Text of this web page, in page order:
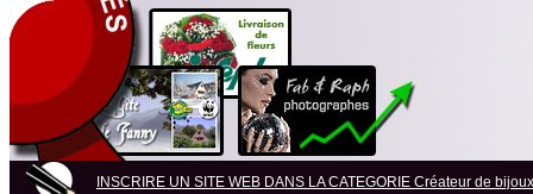
INSCRIRE UN SITE WEB DANS LA CATEGORIE Créateur de bijoux